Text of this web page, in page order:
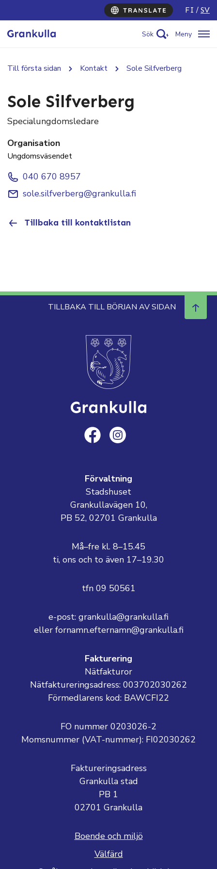
FI SV
Sök Meny
Till första sidan Kontakt Sole Silfverberg
Sole Silfverberg
Specialungdomsledare
Organisation
Ungdomsväsendet
040 670 8957
sole.silfverberg@grankulla.fi
Tillbaka till kontaktlistan
TILLBAKA TILL BÖRJAN AV SIDAN
Förvaltning
Stadshuset
Grankullavägen 10,
PB 52, 02701 Grankulla
Må–fre kl. 8–15.45
ti, ons och to även 17–19.30
tfn 09 50561
e-post: grankulla@grankulla.fi
eller fornamn.efternamn@grankulla.fi
Fakturering
Nätfakturor
Nätfaktureringsadress: 003702030262
Förmedlarens kod: BAWCFI22
FO nummer 0203026-2
Momsnummer (VAT-nummer): FI02030262
Faktureringsadress
Grankulla stad
PB 1
02701 Grankulla
Boende och miljö
Välfärd